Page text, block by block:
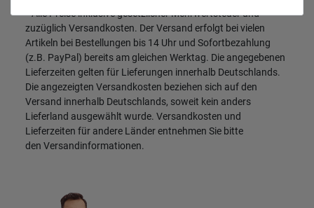
* Alle Preise inklusive gesetzlicher Mehrwertsteuer und
zuzüglich Versandkosten. Der Versand erfolgt bei vielen
Artikeln bei Bestellungen bis 14 Uhr und Sofortbezahlung
(z.B. PayPal) bereits am gleichen Werktag. Die angegebenen
Lieferzeiten gelten für Lieferungen innerhalb Deutschlands.
Die angezeigten Versandkosten beziehen sich auf den
Versand innerhalb Deutschlands, soweit kein anders
Lieferland ausgewählt wurde. Versandkosten und
Lieferzeiten für andere Länder entnehmen Sie bitte
den Versandinformationen.